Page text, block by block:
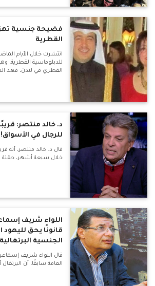
فضيحة جنسية تهز
القطرية
انتشرت خلال الأيام
للدبلوماسية القطرية،
القطري في لندن، فهد
د. خالد منتصر:
للرجال في الأسواق!
قال د. خالد منتصر، أنه
خلال سبعة أشهر، حقنة
اللواء شريف
قانونًا يحق
الجنسية البرتغالية
قال اللواء شريف
العامة سابقًا، أن البرتغال